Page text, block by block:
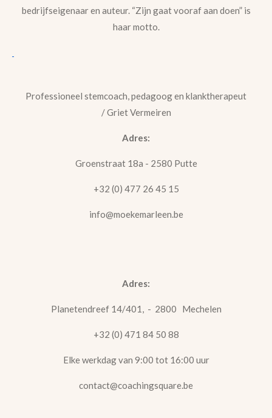
bedrijfseigenaar en auteur. “Zijn gaat vooraf aan doen” is
haar motto.
Professioneel stemcoach, pedagoog en klanktherapeut
/Griet Vermeiren
Adres:
Groenstraat 18a - 2580 Putte
+32 (0) 477 26 45 15
info@moekemarleen.be
Adres:
Planetendreef14/401, - 2800 Mechelen
+32 (0) 471 84 50 88
Elke werkdag van 9:00 tot 16:00 uur
contact@coachingsquare.be